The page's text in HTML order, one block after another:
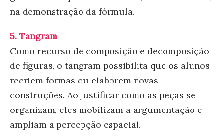
na demonstração da fórmula.
5. Tangram
Como recurso de composição e decomposição
de figuras, o tangram possibilita que os alunos
recriem formas ou elaborem novas
construções. Ao justificar como as peças se
organizam, eles mobilizam a argumentação e
ampliam a percepção espacial.